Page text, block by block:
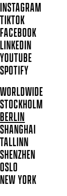
INSTAGRAM
TIKTOK
FACEBOOK
LINKEDIN
YOUTUBE
SPOTIFY
WORLDWIDE
STOCKHOLM
BERLIN
SHANGHAI
TALLINN
SHENZHEN
OSLO
NEW YORK